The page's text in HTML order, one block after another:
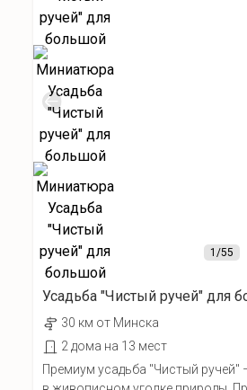
1 /55
Усадьба "Чистый ручей" для
30 км от Минска
2 дома на 13 мест
Премиум усадьба "Чистый ручей"